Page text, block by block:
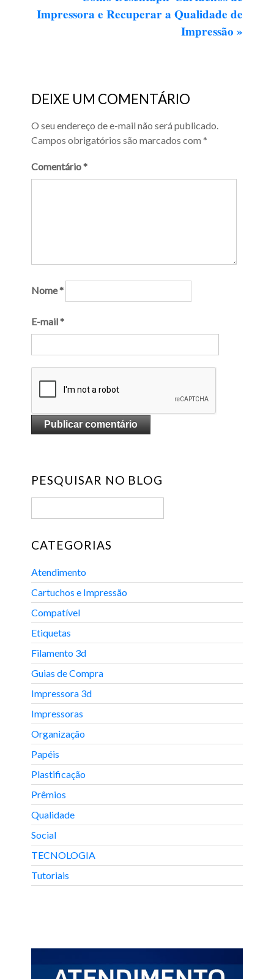
Impressora e Recuperar a Qualidade de
Impressão »
DEIXE UM COMENTÁRIO
O seu endereço de e-mail não será publicado.
Campos obrigatórios são marcados com *
Comentário*
Nome*
E-mail*
PESQUISAR NO BLOG
CATEGORIAS
Atendimento
Cartuchos e Impressão
Compatível
Etiquetas
Filamento 3d
Guias de Compra
Impressora 3d
Impressoras
Organização
Papéis
Plastificação
Prêmios
Qualidade
Social
TECNOLOGIA
Tutoriais